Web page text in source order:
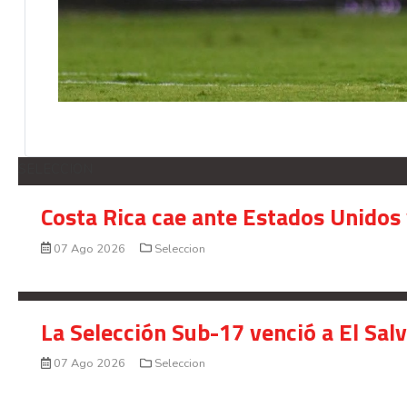
Costa Rica cae ante Estados
07 Ago 2026 Seleccion
La Selección Sub-17 venció a El
07 Ago 2026 Seleccion